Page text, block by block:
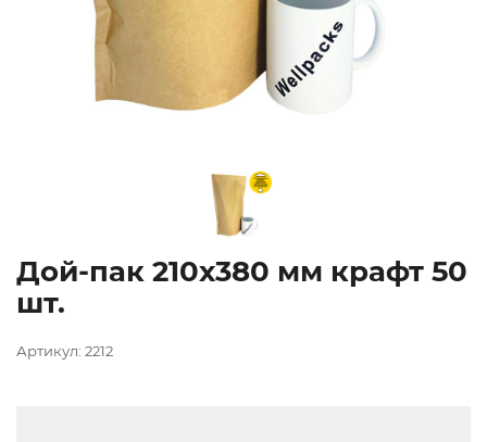
Дой-пак 210х380 мм крафт 50
шт.
Артикул: 2212